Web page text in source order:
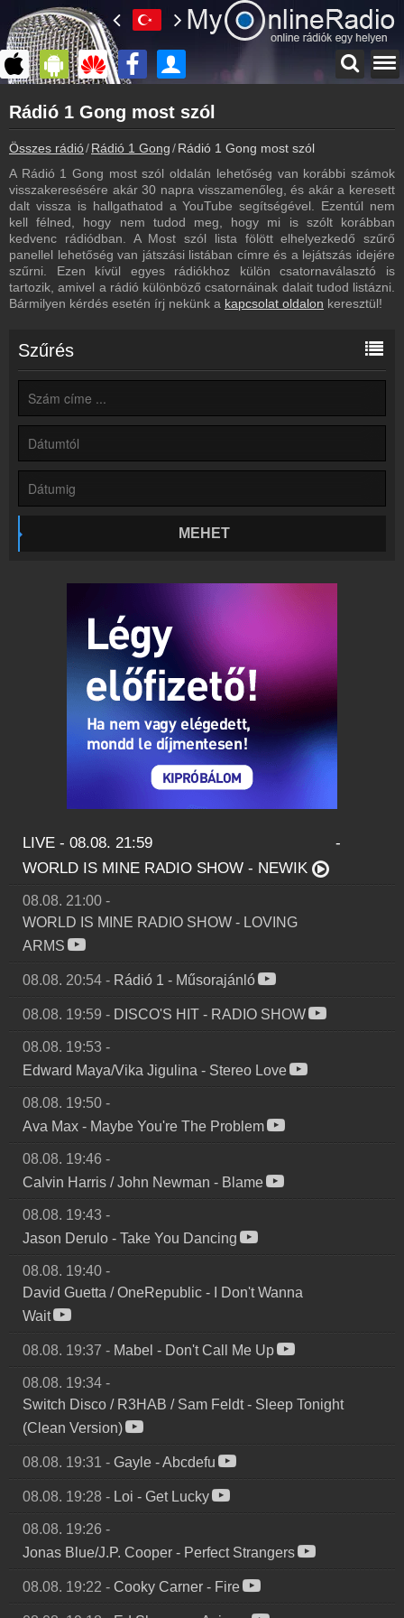
myonlineradio.hu
Rádió 1 Gong
Vissza a Rádió 1 Gong oldalára
Bejelentkezés
Hozz létre saját fiókot!
Archívum
Rádió 1 Gong korábbi adásai
Frekvenciák
Rádió 1 Gong frekvencia
Rádió 1 Gong kapcsolatos hírek
Kapcsolat
Írj nekünk!
Partnerek
Rádiós partnerek
Rádió beágyazás
Ágyazd be weboldaladba
Online rádió készítés
Készítés lépésről lépésre
Rádió 1 Gong most szól
Összes rádió Rádió 1 Gong
Rádió 1 Gong most szól
A Rádió 1 Gong most szól oldalán lehetőség van korábbi számok
visszakeresésére akár 30 napra visszamenőleg, és akár a keresett
dalt vissza is hallgathatod a YouTube segítségével. Ezentúl nem
kell félned, hogy nem tudod meg, hogy mi is szólt korábban
kedvenc rádiódban. A Most szól lista fölött elhelyezkedő szűrő
panellel lehetőség van játszási listában címre és a lejátszás idejére
szűrni. Ezen kívül egyes rádiókhoz külön csatornaválasztó is
tartozik, amivel a rádió különböző csatornáinak dalait tudod listázni.
Bármilyen kérdés esetén írj nekünk a kapcsolat oldalon keresztül!
Szűrés
MEHET
LIVE - 08.08. 21:59 -
WORLD IS MINE RADIO SHOW - NEWIK
08.08. 21:00 -
WORLD IS MINE RADIO SHOW - LOVING
ARMS
08.08. 20:54 - Rádió 1 - Műsorajánló
08.08. 19:59 - DISCO'S HIT - RADIO SHOW
08.08. 19:53 -
Edward Maya/Vika Jigulina - Stereo Love
08.08. 19:50 -
Ava Max - Maybe You're The Problem
08.08. 19:46 -
Calvin Harris / John Newman - Blame
08.08. 19:43 -
Jason Derulo - Take You Dancing
08.08. 19:40 -
David Guetta / OneRepublic -
I Don't Wanna
Wait
08.08. 19:37 - Mabel - Don't Call Me Up
08.08. 19:34 -
Switch Disco / R3HAB / Sam Feldt- Sleep Tonight
(Clean Version)
08.08. 19:31 - Gayle -Abcdefu
08.08. 19:28 - Loi - Get Lucky
08.08. 19:26 -
Jonas Blue/J.P. Cooper - Perfect Strangers
08.08. 19:22 - Cooky Carner - Fire